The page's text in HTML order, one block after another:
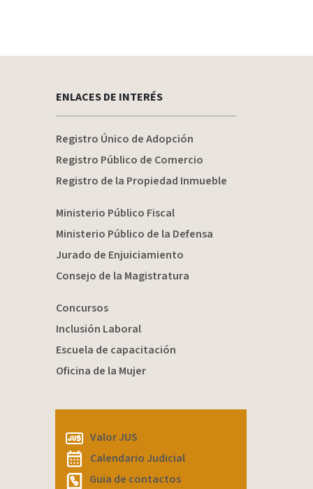
ENLACES DE INTERÉS
Registro Único de Adopción
Registro Público de Comercio
Registro de la Propiedad Inmueble
Ministerio Público Fiscal
Ministerio Público de la Defensa
Jurado de Enjuiciamiento
Consejo de la Magistratura
Concursos
Inclusión Laboral
Escuela de capacitación
Oficina de la Mujer
Valor JUS
Calendario Judicial
Guia de contactos